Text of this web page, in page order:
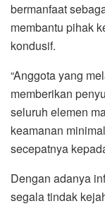
bermanfaat
membantu pihak
kondusif.
“Anggota yang
memberikan
seluruh elemen
keamanan
secepatnya
Dengan adanya
segala tindak